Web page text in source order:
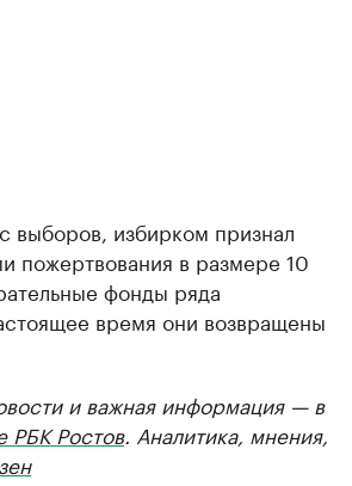
выборов, избирком признал
пожертвования в размере 10
фонды ряда
время они возвращены
и важная информация — в
РБК Ростов. Аналитика, мнения,